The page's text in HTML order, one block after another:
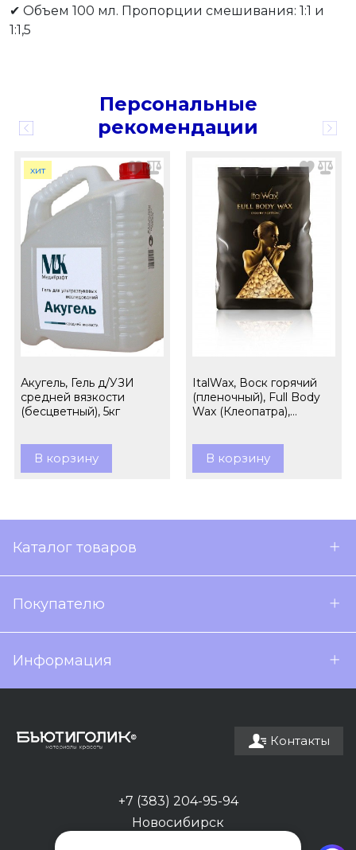
✔ Объем 100 мл. Пропорции смешивания: 1:1 и
1:1,5
Персональные
рекомендации
хит
Акугель, Гель д/УЗИ
средней вязкости
(бесцветный), 5кг
В корзину
ItalWax, Воск горячий
(пленочный), Full Body
Wax (Клеопатра),
В корзину
Каталог товаров
Покупателю
Информация
Контакты
+7 (383) 204-95-94
Новосибирск